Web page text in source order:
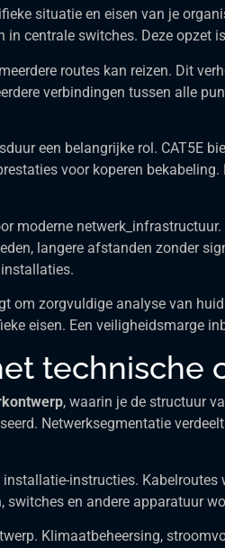
situatie en eisen van je
centrale switches. Deze opzet
routes kan reizen. Dit
verbindingen tussen alle
een belangrijke rol. CAT5E
voor koperen
moderne
langere afstanden zonder
om zorgvuldige analyse van
eisen. Een veiligheidsmarge
technische
, waarin je de structuur
Netwerksegmentatie
instructies.
en andere apparatuur
Klimaatbeheersing,